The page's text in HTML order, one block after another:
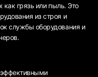
как грязь или пыль. Это
из строя и
службы оборудования и
эффективными